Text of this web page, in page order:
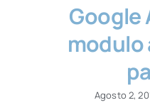
Google
Agosto 2,